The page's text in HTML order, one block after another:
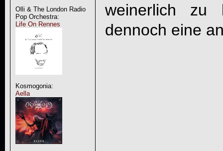
Olli & The London Radio
Pop Orchestra:
Life On Rennes
Kosmogonia:
Aella
weinerlich zu
dennoch eine